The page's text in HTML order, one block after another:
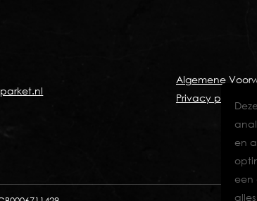
en
een
Algemene
Privacy policy